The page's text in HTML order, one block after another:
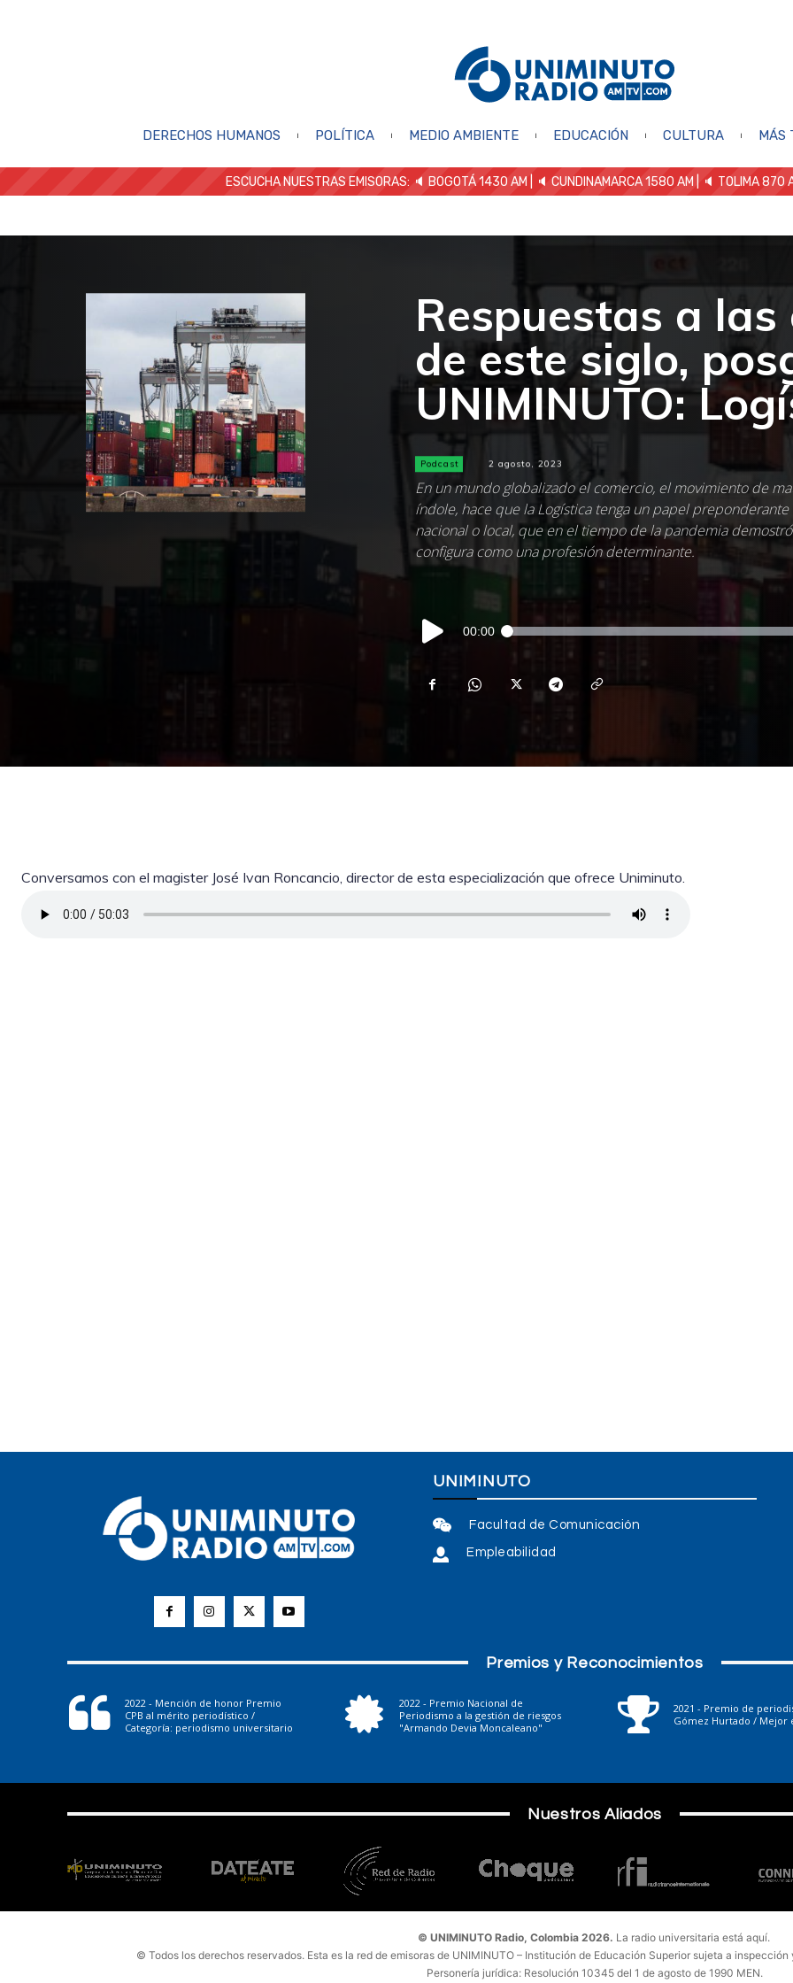
DERECHOS HUMANOS POLÍTICA MEDIO AMBIENTE EDUCACIÓN CULTURA MÁS
ESCUCHA NUESTRAS EMISORAS: 🔈 BOGOTÁ 1430 AM | 🔈 CUNDINAMARCA 1580 AM | 🔈 TOLIMA 870
Respuestas a las
de este siglo,
UNIMINUTO:
Podcast 2 agosto, 2023
En un mundo globalizado el comercio, el movimiento de
índole, hace que la Logística tenga un papel
nacional o local, que en el tiempo de la pandemia
configura como una profesión determinante.
Reproductor
de
00:00
Conversamos con el magister José Ivan Roncancio, director de esta especialización que ofrece Uniminuto.
UNIMINUTO
Facultad de Comunicación
Empleabilidad
Premios y Reconocimientos
2022 - Mención de honor Premio
CPB al mérito periodístico /
Categoría: periodismo universitario
2022 - Premio Nacional de
Periodismo a la gestión de riesgos
"Armando Devia Moncaleano"
2021 - Premio de
Gómez Hurtado / Mejor
Nuestros Aliados
© UNIMINUTO Radio, Colombia 2026. La radio universitaria está aquí.
© Todos los derechos reservados. Esta es la red de emisoras de UNIMINUTO – Institución de Educación Superior sujeta a
Personería jurídica: Resolución 10345 del 1 de agosto de 1990 MEN.